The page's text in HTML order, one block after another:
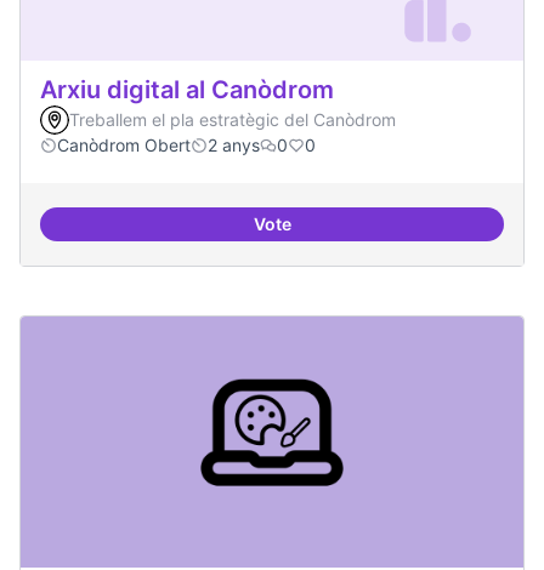
Arxiu digital al Canòdrom
Treballem el pla estratègic del Canòdrom
Canòdrom Obert
2 anys 0 0
VoteArxiu digital al Canòdrom